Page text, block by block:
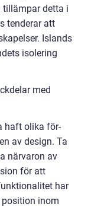
tillämpar detta i
tenderar att
Islands
isolering
med
haft olika för-
av design. Ta
närvaron av
för att
har
inom